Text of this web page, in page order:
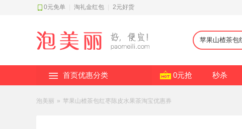
0元免单 淘礼金红包 2元好货
首页优惠分类 0元抢 秒杀
泡美丽 » 苹果山楂茶包红枣陈皮水果茶淘宝优惠券